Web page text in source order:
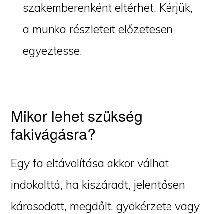
szakemberenként eltérhet. Kérjük,
a munka részleteit előzetesen
egyeztesse.
Mikor lehet szükség
fakivágásra?
Egy fa eltávolítása akkor válhat
indokolttá, ha kiszáradt, jelentősen
károsodott, megdőlt, gyökérzete vagy